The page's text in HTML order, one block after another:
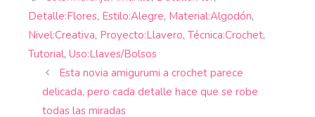
Detalle:Flores, Estilo:Alegre, Material:Algodón,
Nivel:Creativa, Proyecto:Llavero, Técnica:Crochet,
Tutorial, Uso:Llaves/Bolsos
Esta novia amigurumi a crochet parece
delicada, pero cada detalle hace que se robe
todas las miradas